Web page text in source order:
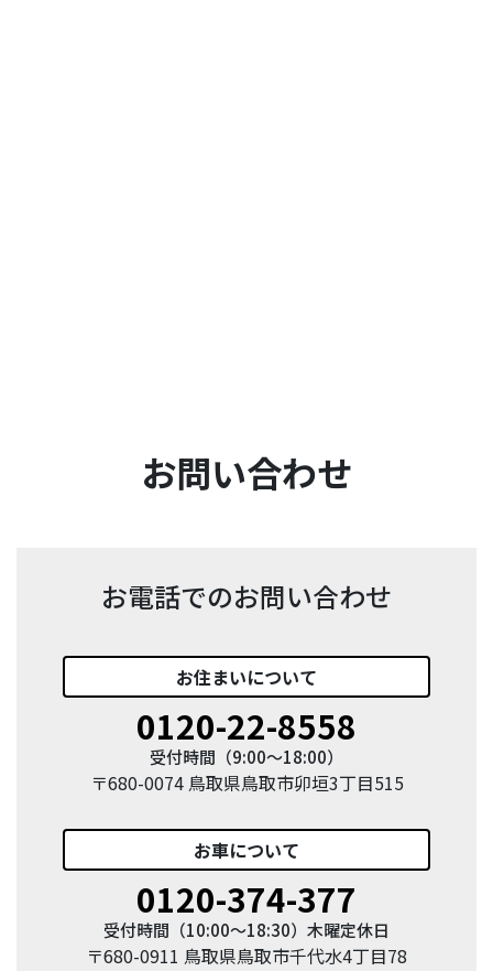
お問い合わせ
お電話でのお問い合わせ
お住まいについて
0120-22-8558
受付時間（9:00〜18:00）
〒680-0074 鳥取県鳥取市卯垣3丁目515
お車について
0120-374-377
受付時間（10:00〜18:30）木曜定休日
〒680-0911 鳥取県鳥取市千代水4丁目78